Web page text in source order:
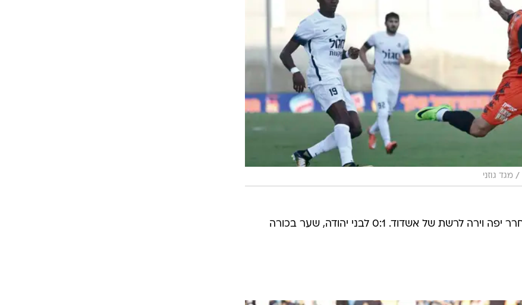
/ מגד גוזני
יונתן כהן קיבל כדור טוב מצ'יבוטה, השתחרר יפה וירה לרשת של אשדוד. 0:1 לבני יהודה, שער בכורה